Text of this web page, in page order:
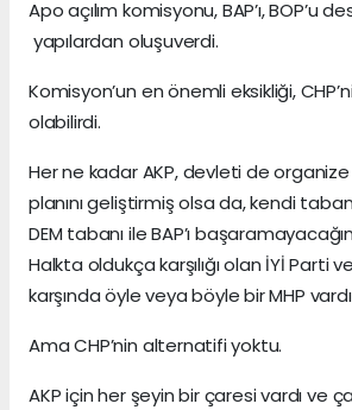
Apo açılım komisyonu, BAP’ı, BOP’u
yapılardan oluşuverdi.
Komisyon’un en önemli eksikliği,
olabilirdi.
Her ne kadar AKP, devleti de
planını geliştirmiş olsa da, kendi
DEM tabanı ile BAP’ı
Halkta oldukça karşılığı olan İYİ Parti
karşında öyle veya böyle bir MHP
Ama CHP’nin alternatifi yoktu.
AKP için her şeyin bir çaresi vardı ve